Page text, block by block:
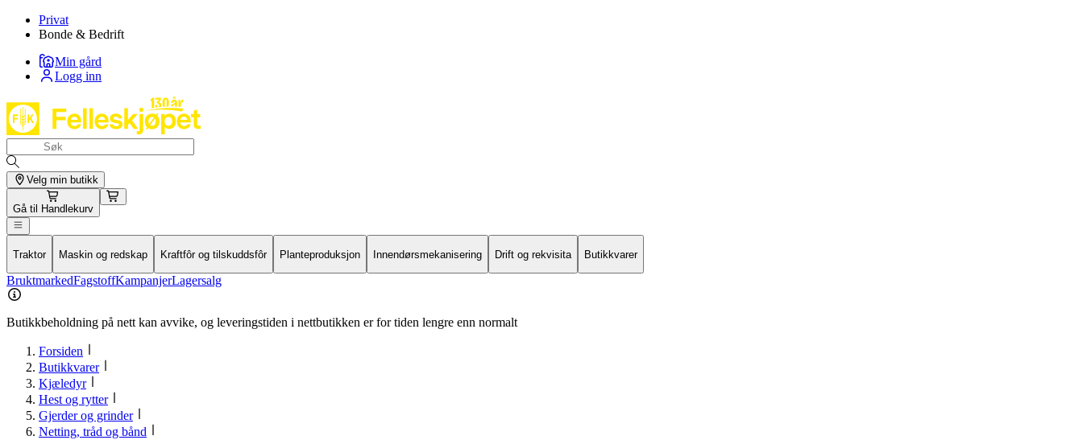
Privat
Bonde & Bedrift
Min gård
Logg inn
Velg min butikk
Gå til Handlekurv
Traktor Maskin og redskap Kraftfôr og tilskuddsfôr Planteproduksjon Innendørsmekanisering Drift og rekvisita Butikkvarer
BruktmarkedFagstoffKampanjerLagersalg
Butikkbeholdning på nett kan avvike, og leveringstiden i nettbutikken er for tiden lengre enn normalt
Forsiden
Butikkvarer
Kjæledyr
Hest og rytter
Gjerder og grinder
Netting, tråd og bånd